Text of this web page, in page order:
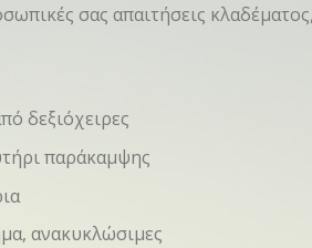
σας απαιτήσεις
δεξιόχειρες
παράκαμψης
ανακυκλώσιμες